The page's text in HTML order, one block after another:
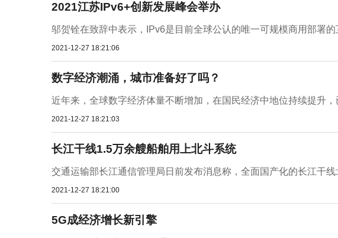
2021江苏IPv6+创新发展峰会举办
邬贺铨在致辞中表示，IPv6是目前全球公认的唯一可规模商用部署
2021-12-27 18:21:06
数字经济潮涌，城市准备好了吗？
近年来，全球数字经济体量不断增加，在国民经济中地位持续提升
2021-12-27 18:21:03
长江干线1.5万余艘船舶用上北斗系统
交通运输部长江通信管理局日前发布消息称，全面国产化的长江干
2021-12-27 18:21:00
5G成经济增长新引擎